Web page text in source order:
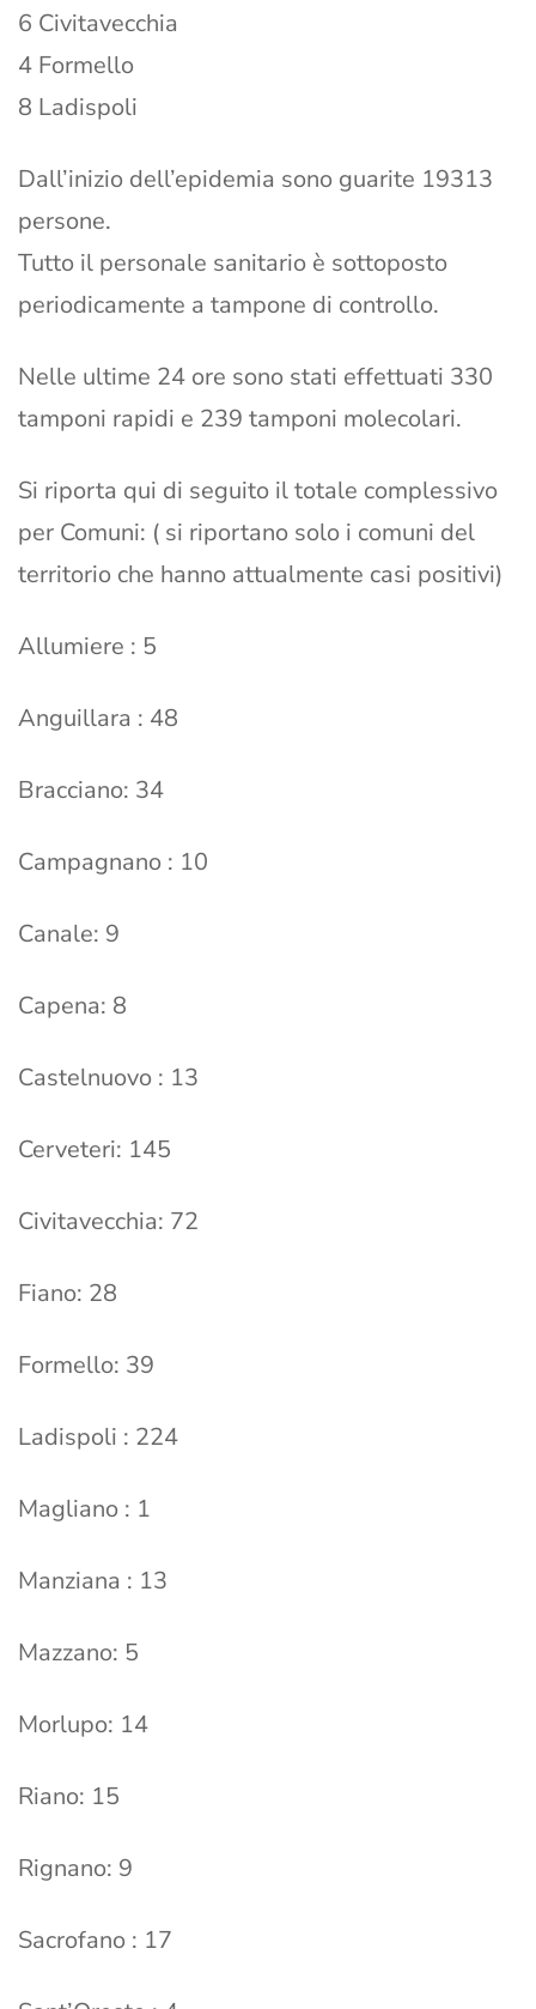
6 Civitavecchia
4 Formello
8 Ladispoli
Dall’inizio dell’epidemia sono guarite 19313
persone.
Tutto il personale sanitario è sottoposto
periodicamente a tampone di controllo.
Nelle ultime 24 ore sono stati effettuati 330
tamponi rapidi e 239 tamponi molecolari.
Si riporta qui di seguito il totale complessivo
per Comuni: ( si riportano solo i comuni del
territorio che hanno attualmente casi positivi)
Allumiere : 5
Anguillara : 48
Bracciano: 34
Campagnano : 10
Canale: 9
Capena: 8
Castelnuovo : 13
Cerveteri: 145
Civitavecchia: 72
Fiano: 28
Formello: 39
Ladispoli : 224
Magliano : 1
Manziana : 13
Mazzano: 5
Morlupo: 14
Riano: 15
Rignano: 9
Sacrofano : 17